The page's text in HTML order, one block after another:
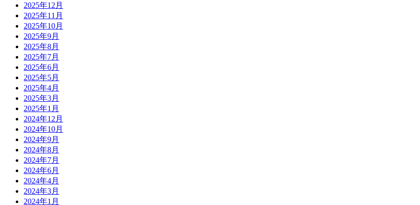
2025年12月
2025年11月
2025年10月
2025年9月
2025年8月
2025年7月
2025年6月
2025年5月
2025年4月
2025年3月
2025年1月
2024年12月
2024年10月
2024年9月
2024年8月
2024年7月
2024年6月
2024年4月
2024年3月
2024年1月